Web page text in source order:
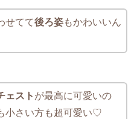
せてて後ろ姿もかわいいん
ェスト が最高に可愛いの
小さい方も超可愛い♡